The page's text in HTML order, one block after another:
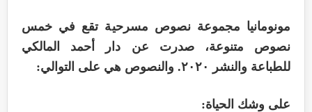
مونومانيا مجموعة نصوص مسرحية تقع في خمس
نصوص متنوعة، صدرت عن دار أحمد المالكي
للطباعة والنشر ٢٠٢٠. والنصوص هي على التوالي:
على وشك الحياة: